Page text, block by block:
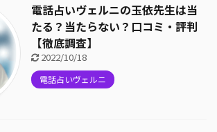
電話占いヴェルニの玉依先生は当
たる？当たらない？口コミ・評判
【徹底調査】
2022/10/18
電話占いヴェルニ